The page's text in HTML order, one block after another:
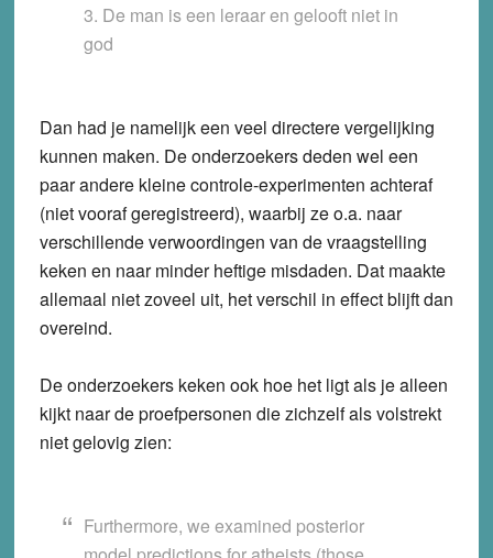
3. De man is een leraar en gelooft niet in
god
Dan had je namelijk een veel directere vergelijking
kunnen maken. De onderzoekers deden wel een
paar andere kleine controle-experimenten achteraf
(niet vooraf geregistreerd), waarbij ze o.a. naar
verschillende verwoordingen van de vraagstelling
keken en naar minder heftige misdaden. Dat maakte
allemaal niet zoveel uit, het verschil in effect blijft dan
overeind.
De onderzoekers keken ook hoe het ligt als je alleen
kijkt naar de proefpersonen die zichzelf als volstrekt
niet gelovig zien:
Furthermore, we examined posterior